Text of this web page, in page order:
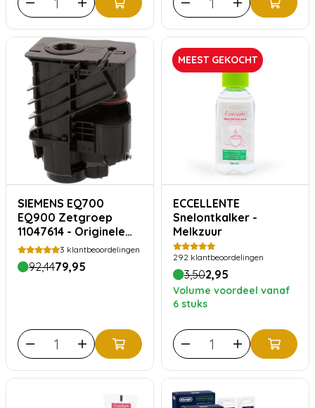
SIEMENS EQ700
EQ900 Zetgroep
11047614 - Originele
Brouwunit
3 klantbeoordelingen
92,4479,95
MEEST GEKOCHT
ECCELLENTE
Snelontkalker -
Melkzuur
292 klantbeoordelingen
3,502,95
Volume voordeel vanaf
6 stuks